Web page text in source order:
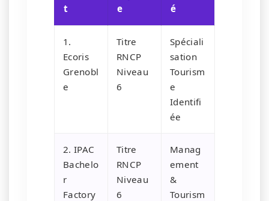
t
e
é
1.
Ecoris
Grenobl
e
Titre
RNCP
Niveau
6
Spéciali
sation
Tourism
e
Identifi
ée
2. IPAC
Bachelo
r
Factory
Titre
RNCP
Niveau
6
Manag
ement
&
Tourism